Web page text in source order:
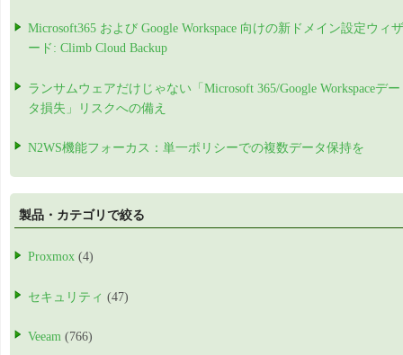
Microsoft365 および Google Workspace 向けの新ドメイン設定ウィザ
ード: Climb Cloud Backup
ランサムウェアだけじゃない「Microsoft 365/Google Workspaceデー
タ損失」リスクへの備え
N2WS機能フォーカス：単一ポリシーでの複数データ保持を
製品・カテゴリで絞る
Proxmox (4)
セキュリティ (47)
Veeam (766)